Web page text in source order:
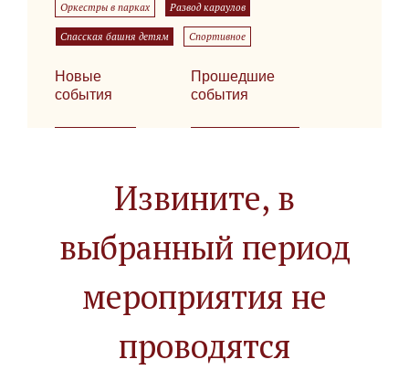
Оркестры в парках Развод караулов
Спасская башня детям Спортивное
Новые
события
Прошедшие
события
Извините, в
выбранный период
мероприятия не
проводятся